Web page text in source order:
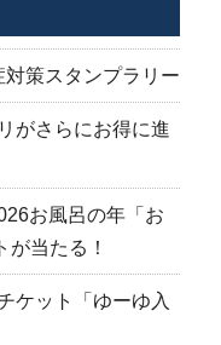
策スタンプラリー
がさらにお得に進
お風呂の年「お
当たる！
ケット「ゆーゆ入